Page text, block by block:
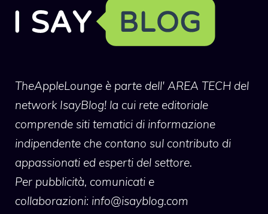
TheAppleLounge è parte dell' AREA TECH del
network IsayBlog! la cui rete editoriale
comprende siti tematici di informazione
indipendente che contano sul contributo di
appassionati ed esperti del settore.
Per pubblicità, comunicati e
collaborazioni: info@isayblog.com